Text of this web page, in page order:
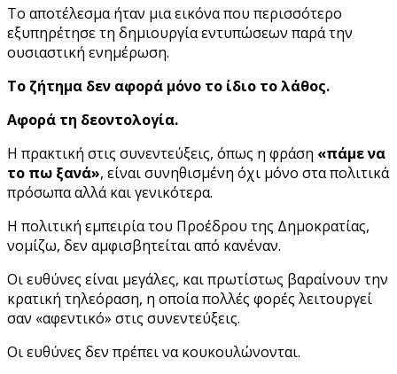
Το αποτέλεσμα ήταν μια εικόνα που περισσότερο
εξυπηρέτησε τη δημιουργία εντυπώσεων παρά την
ουσιαστική ενημέρωση.
Το ζήτημα δεν αφορά μόνο το ίδιο το λάθος.
Αφορά τη δεοντολογία.
Η πρακτική στις συνεντεύξεις, όπως η φράση «πάμε να
το πω ξανά», είναι συνηθισμένη όχι μόνο στα πολιτικά
πρόσωπα αλλά και γενικότερα.
Η πολιτική εμπειρία του Προέδρου της Δημοκρατίας,
νομίζω, δεν αμφισβητείται από κανέναν.
Οι ευθύνες είναι μεγάλες, και πρωτίστως βαραίνουν την
κρατική τηλεόραση, η οποία πολλές φορές λειτουργεί
σαν «αφεντικό» στις συνεντεύξεις.
Οι ευθύνες δεν πρέπει να κουκουλώνονται.